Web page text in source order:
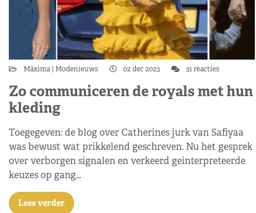
Máxima Modenieuws 02 dec 2023 31 reacties
Zo communiceren de royals met hun
kleding
Toegegeven: de blog over Catherines jurk van Safiyaa
was bewust wat prikkelend geschreven. Nu het gesprek
over verborgen signalen en verkeerd geinterpreteerde
keuzes op gang…
Lees verder